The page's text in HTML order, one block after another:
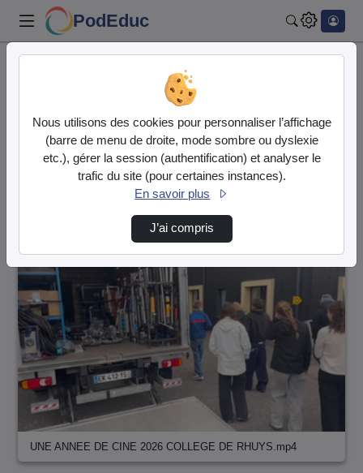
PodEduc
27 vidéos trouvées
Audio Vidéo
Direction de tri
UNE ANNEE DE CINE 2026 COLLEGE DE RHUYS.mp4
Nous utilisons des cookies pour personnaliser l’affichage
(barre de menu de droite, mode sombre ou dyslexie
etc.), gérer la session (authentification) et analyser le
trafic du site (pour certaines instances).
En savoir plus
J’ai compris